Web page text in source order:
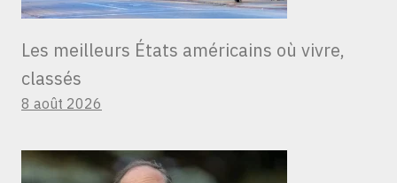
Les meilleurs États américains où vivre,
classés
8 août 2026